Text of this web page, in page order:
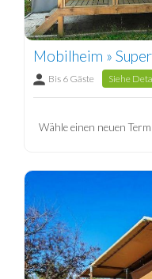
Mobilheim »
Bis 6 Gäste Siehe
Wähle einen neuen